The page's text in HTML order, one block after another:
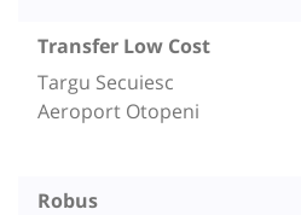
Transfer Low Cost
Targu Secuiesc
Aeroport Otopeni
Robus